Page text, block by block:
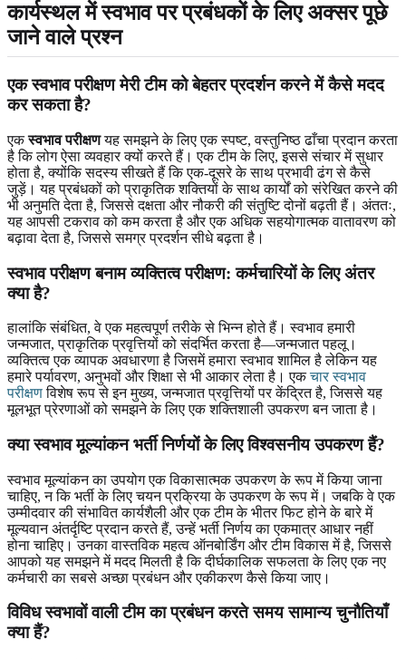
कार्यस्थल में स्वभाव पर प्रबंधकों के लिए अक्सर पूछे
जाने वाले प्रश्न
एक स्वभाव परीक्षण मेरी टीम को बेहतर प्रदर्शन करने में कैसे मदद
कर सकता है?
एकस्वभाव परीक्षणयह समझने के लिए एक स्पष्ट, वस्तुनिष्ठ ढाँचा प्रदान करता
है कि लोग ऐसा व्यवहार क्यों करते हैं। एक टीम के लिए, इससे संचार में सुधार
होता है, क्योंकि सदस्य सीखते हैं कि एक-दूसरे के साथ प्रभावी ढंग से कैसे
जुड़ें। यह प्रबंधकों को प्राकृतिक शक्तियों के साथ कार्यों को संरेखित करने की
भी अनुमति देता है, जिससे दक्षता और नौकरी की संतुष्टि दोनों बढ़ती हैं। अंततः,
यह आपसी टकराव को कम करता है और एक अधिक सहयोगात्मक वातावरण को
बढ़ावा देता है, जिससे समग्र प्रदर्शन सीधे बढ़ता है।
स्वभाव परीक्षण बनाम व्यक्तित्व परीक्षण: कर्मचारियों के लिए अंतर
क्या है?
हालांकि संबंधित, वे एक महत्वपूर्ण तरीके से भिन्न होते हैं। स्वभाव हमारी
जन्मजात, प्राकृतिक प्रवृत्तियों को संदर्भित करता है—जन्मजात पहलू।
व्यक्तित्व एक व्यापक अवधारणा है जिसमें हमारा स्वभाव शामिल है लेकिन यह
हमारे पर्यावरण, अनुभवों और शिक्षा से भी आकार लेता है। एकचार स्वभाव
परीक्षणविशेष रूप से इन मुख्य, जन्मजात प्रवृत्तियों पर केंद्रित है, जिससे यह
मूलभूत प्रेरणाओं को समझने के लिए एक शक्तिशाली उपकरण बन जाता है।
क्या स्वभाव मूल्यांकन भर्ती निर्णयों के लिए विश्वसनीय उपकरण हैं?
स्वभाव मूल्यांकन का उपयोग एक विकासात्मक उपकरण के रूप में किया जाना
चाहिए, न कि भर्ती के लिए चयन प्रक्रिया के उपकरण के रूप में। जबकि वे एक
उम्मीदवार की संभावित कार्यशैली और एक टीम के भीतर फिट होने के बारे में
मूल्यवान अंतर्दृष्टि प्रदान करते हैं, उन्हें भर्ती निर्णय का एकमात्र आधार नहीं
होना चाहिए। उनका वास्तविक महत्व ऑनबोर्डिंग और टीम विकास में है, जिससे
आपको यह समझने में मदद मिलती है कि दीर्घकालिक सफलता के लिए एक नए
कर्मचारी का सबसे अच्छा प्रबंधन और एकीकरण कैसे किया जाए।
विविध स्वभावों वाली टीम का प्रबंधन करते समय सामान्य चुनौतियाँ
क्या हैं?